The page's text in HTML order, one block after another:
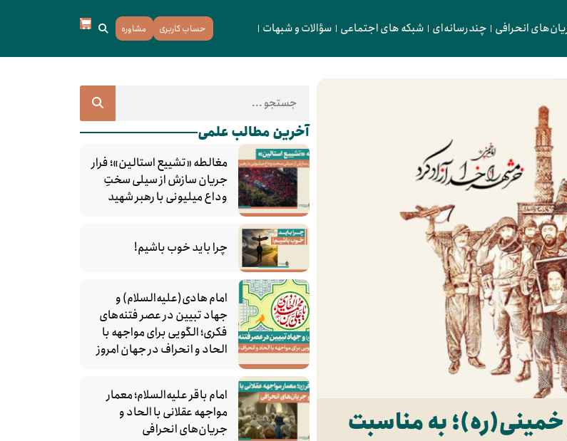
انحرافی چندرسانه‌ای شبکه های اجتماعی سؤالات و شبهات حساب کاربری مشاوره
خمینی(ره)؛ به مناسبت
آخرین مطالب علمی
مغالطه «تشییع استالین»؛ فرار
جریان سازش از سیلی سختِ
وداع میلیونی با رهبر شهید
چرا باید خوب باشیم!
امام هادی(علیه‌السلام) و
جهاد تبیین در عصر فتنه‌های
فکری؛ الگویی برای مواجهه با
الحاد و انحراف در جهان امروز
امام باقر علیه‌السلام؛ معمار
مواجهه عقلانی با الحاد و
جریان‌های انحرافی